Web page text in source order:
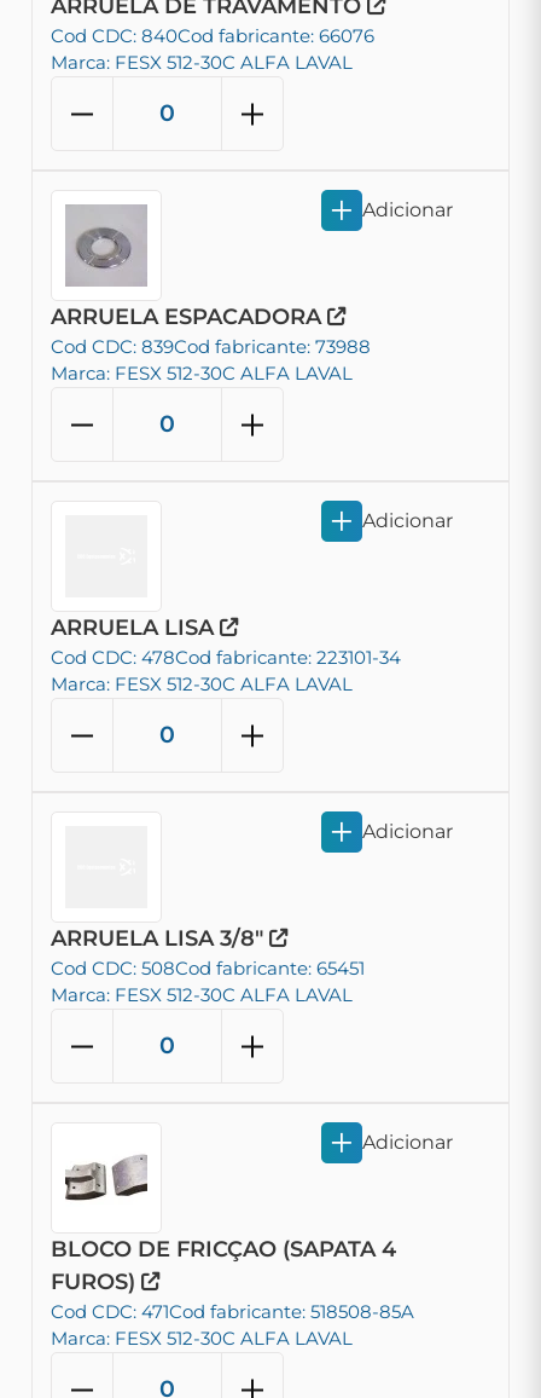
ARRUELA DE TRAVAMENTO
Cod CDC: 840Cod fabricante: 66076
Marca: FESX 512-30C ALFA LAVAL
ARRUELA ESPACADORA
Cod CDC: 839Cod fabricante: 73988
Marca: FESX 512-30C ALFA LAVAL
Adicionar
ARRUELA LISA
Cod CDC: 478Cod fabricante: 223101-34
Marca: FESX 512-30C ALFA LAVAL
Adicionar
ARRUELA LISA 3/8"
Cod CDC: 508Cod fabricante: 65451
Marca: FESX 512-30C ALFA LAVAL
Adicionar
BLOCO DE FRICÇAO (SAPATA 4
FUROS)
Cod CDC: 471Cod fabricante: 518508-85A
Marca: FESX 512-30C ALFA LAVAL
Adicionar